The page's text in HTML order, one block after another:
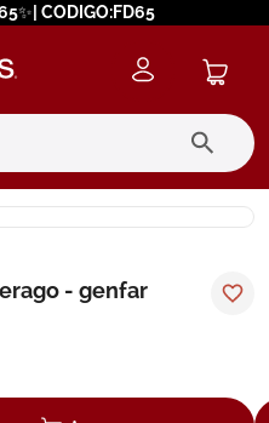
CODIGO:FD65
- genfar